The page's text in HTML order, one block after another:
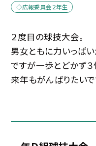
◇広報委員会２年生
２度目の球技大会。
男女ともに力いっぱい
ですが一歩とどかず３
来年もがんばりたいで